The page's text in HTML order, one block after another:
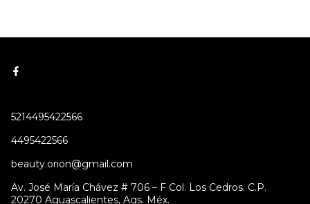
5214495422566
4495422566
beauty.orion@gmail.com
Av. José María Chávez # 706 – F Col. Los Cedros. C.P.
20270 Aguascalientes, Ags. Méx.